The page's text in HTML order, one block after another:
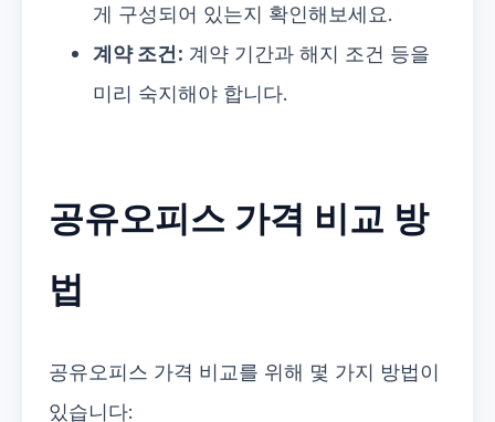
게 구성되어 있는지 확인해보세요.
계약 조건: 계약 기간과 해지 조건 등을
미리 숙지해야 합니다.
공유오피스 가격 비교 방
법
공유오피스 가격 비교를 위해 몇 가지 방법이
있습니다: